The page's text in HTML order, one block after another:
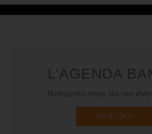
L’AGENDA
Retrouvez-nous sur ces
VOIR TOUT